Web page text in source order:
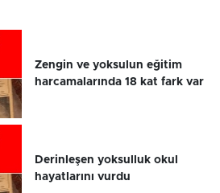
Zengin ve yoksulun eğitim
harcamalarında 18 kat fark var
Derinleşen yoksulluk okul
hayatlarını vurdu